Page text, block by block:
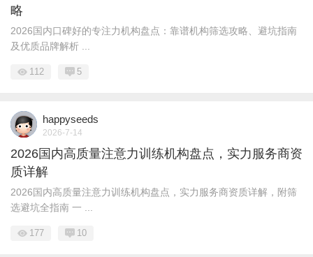
略
2026国内口碑好的专注力机构盘点：靠谱机构筛选攻略、避坑指南
及优质品牌解析 ...
112 5
happyseeds
2026-7-14
2026国内高质量注意力训练机构盘点，实力服务商资
质详解
2026国内高质量注意力训练机构盘点，实力服务商资质详解，附筛
选避坑全指南 一 ...
177 10